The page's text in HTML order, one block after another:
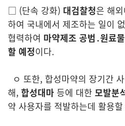
□ (단속 강화) 대검찰청은 해
하여 국내에서 제조하는 일이
협력하여 마약제조 공범․원료
할 예정이다.
ㅇ 또한, 합성마약의 장기간
해, 합성대마 등에 대한 모발분
약 사용자를 적발하는데 활용